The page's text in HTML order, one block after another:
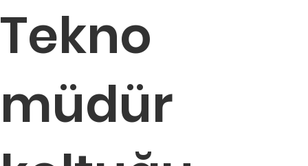
Tekno
müdür